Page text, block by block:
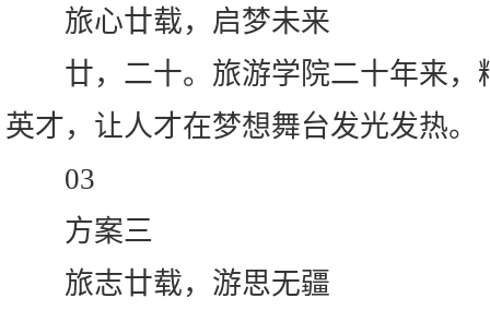
旅心廿载，启梦未来
廿，二十。旅游学院二十年来，
英才，让人才在梦想舞台发光发热。
03
方案三
旅志廿载，游思无疆